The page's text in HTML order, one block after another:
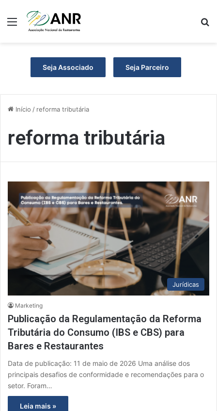
Menu
Seja Associado Seja Parceiro
Início / reforma tributária
reforma tributária
Jurídicas
Marketing
Publicação da Regulamentação da Reforma
Tributária do Consumo (IBS e CBS) para
Bares e Restaurantes
Data de publicação: 11 de maio de 2026 Uma análise dos
principais desafios de conformidade e recomendações para o
setor. Foram…
Leia mais »